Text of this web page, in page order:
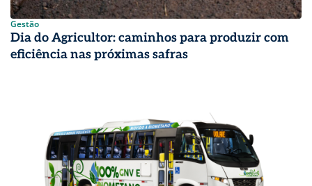
Gestão
Dia do Agricultor: caminhos para produzir com
eficiência nas próximas safras